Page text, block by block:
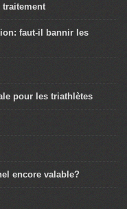
faut-il bannir les
pour les triathlètes
encore valable?